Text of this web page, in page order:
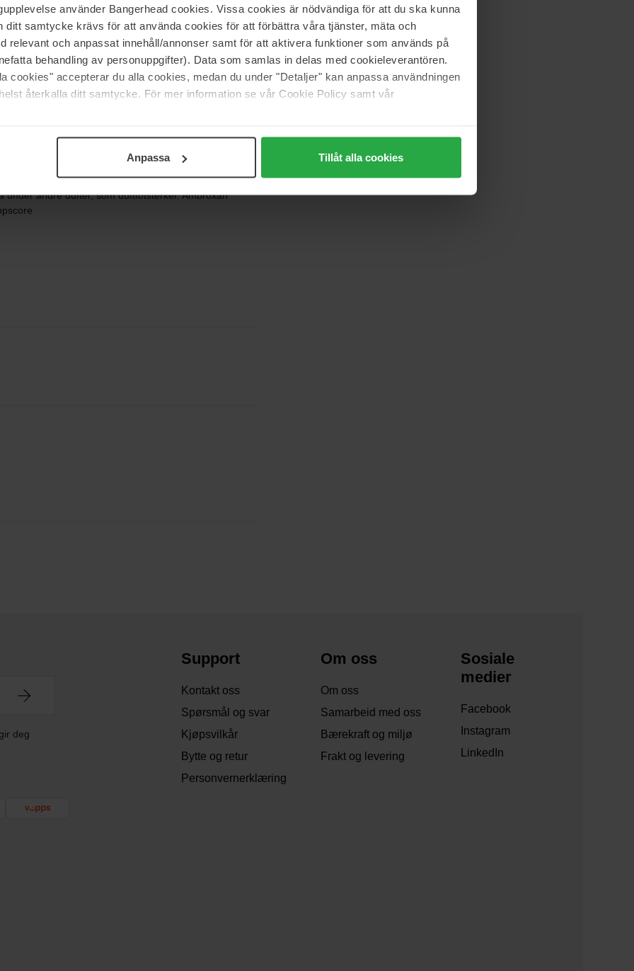
använder Bangerhead cookies. Vissa cookies är nödvändiga för att du ska kunna
ditt samtycke krävs för att använda cookies för att förbättra våra tjänster, mäta och
relevant och anpassat innehåll/annonser samt för att aktivera funktioner som används på
behandling av personuppgifter). Data som samlas in delas med cookieleverantören.
cookies" accepterar du alla cookies, medan du under "Detaljer" kan anpassa användningen
återkalla ditt samtycke. För mer information se vår Cookie Policy samt vår
Anpassa Tillåt alla cookies
80%
20%
3
0%
0%
under andre dufter, som duftfotsterker. Ambroxan
deg
Support
Kontakt oss
Spørsmål og svar
Kjøpsvilkår
Bytte og retur
Personvernerklæring
Om oss
Om oss
Samarbeid med oss
Bærekraft og miljø
Frakt og levering
Sosiale
medier
Facebook
Instagram
LinkedIn